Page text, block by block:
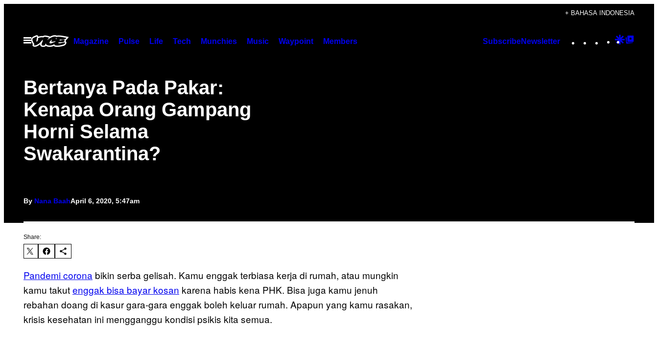
content
+ BAHASA INDONESIA
Open
Menu
Magazine Pulse Life Tech Munchies Music Waypoint Members SubscribeNewsletter Instagram
TikTok
YouTube
Google
Bertanya Pada Pakar:
Kenapa Orang Gampang
Horni Selama
Swakarantina?
By Nana BaahApril 6, 2020, 5:47am
Share:
Pandemi corona bikin serba gelisah. Kamu enggak terbiasa kerja di rumah, atau mungkin
kamu takutenggak bisa bayar kosan karena habis kena PHK. Bisa juga kamu jenuh
rebahan doang di kasur gara-gara enggak boleh keluar rumah. Apapun yang kamu rasakan,
krisis kesehatan ini mengganggu kondisi psikis kita semua.